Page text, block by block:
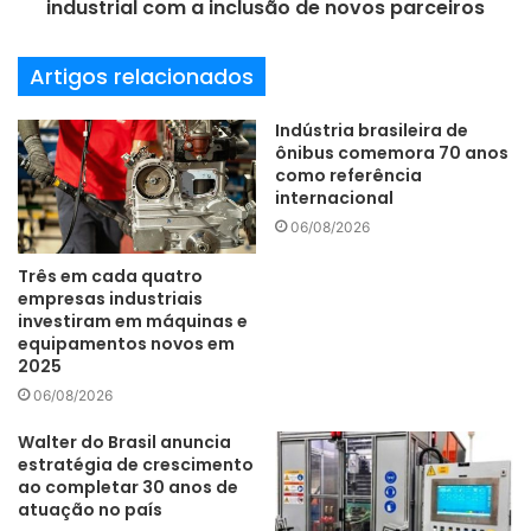
fortalecimento da operação brasileira. “Estamos entrando
em uma significativa fase de investimentos. O Brasil não é
um mercado de curto prazo para a companhia. É uma base
(foto/divulgação)
aporte
expansão operacional
industrial com a inclusão de novos parceiros
Artigos relacionados
Três em cada quatro
empresas industriais
investiram em máquinas e
equipamentos novos em
2025
06/08/2026
Indústria brasileira de
ônibus comemora 70 anos
como referência
internacional
06/08/2026
Walter do Brasil anuncia
estratégia de crescimento
ao completar 30 anos de
atuação no país